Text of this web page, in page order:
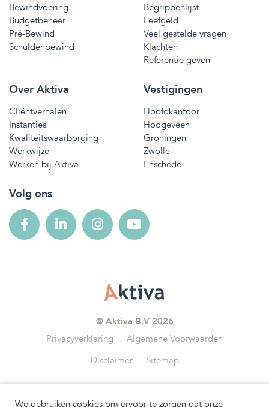
Bewindvoering
Budgetbeheer
Pré-Bewind
Schuldenbewind
Begrippenlijst
Leefgeld
Veel gestelde vragen
Klachten
Referentie geven
Over Aktiva
Cliëntverhalen
Instanties
Kwaliteitswaarborging
Werkwijze
Werken bij Aktiva
Vestigingen
Hoofdkantoor
Hoogeveen
Groningen
Zwolle
Enschede
Volg ons
© Aktiva B.V 2026
Privacyverklaring
Algemene Voorwaarden
Disclaimer
Sitemap
We gebruiken cookies om ervoor te zorgen dat onze